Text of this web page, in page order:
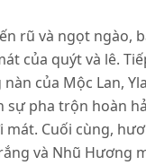
rũ và ngọt ngào,
của quýt và lê.
của Mộc Lan,
sự pha trộn hoàn
Cuối cùng,
và Nhũ Hương